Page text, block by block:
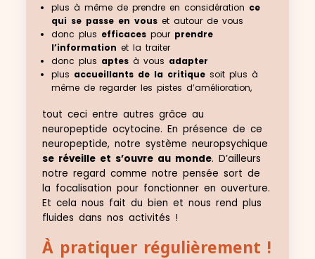
plus à même de prendre en considération ce
qui se passe en vous et autour de vous
donc plus efficaces pour prendre
l’information et la traiter
donc plus aptes à vous adapter
plus accueillants de la critique soit plus à
même de regarder les pistes d’amélioration,
tout ceci entre autres grâce au
neuropeptide ocytocine. En présence de ce
neuropeptide, notre système neuropsychique
se réveille et s’ouvre au monde. D’ailleurs
notre regard comme notre pensée sort de
la focalisation pour fonctionner en ouverture.
Et cela nous fait du bien et nous rend plus
fluides dans nos activités !
À pratiquer régulièrement !